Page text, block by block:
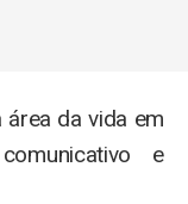
área da vida em
e